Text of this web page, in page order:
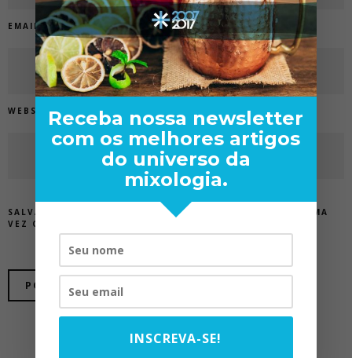
EMAIL*
WEBSITE
SALVAR MEUS DADOS NESTE NAVEGADOR PARA A PRÓXIMA
VEZ QUE EU COMENTAR.
Receba nossa newsletter
com os melhores artigos
do universo da
mixologia.
INSCREVA-SE!